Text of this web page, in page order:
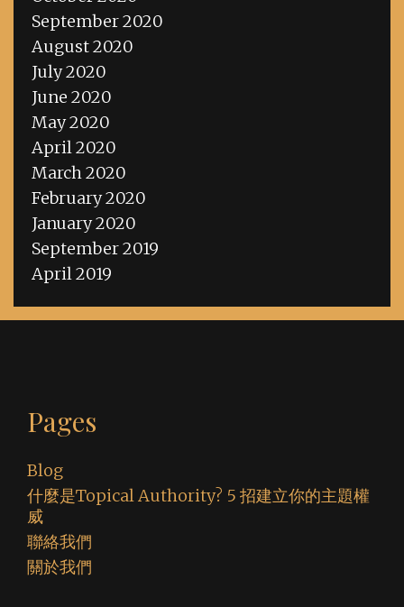
September 2020
August 2020
July 2020
June 2020
May 2020
April 2020
March 2020
February 2020
January 2020
September 2019
April 2019
Pages
Blog
什麼是Topical Authority? 5 招建立你的主題權
威
聯絡我們
關於我們